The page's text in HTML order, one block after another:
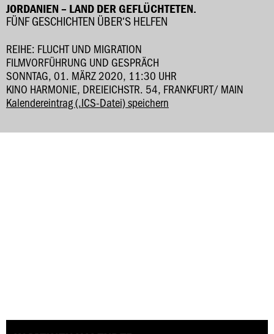
JORDANIEN – LAND DER GEFLÜCHTETEN.
FÜNF GESCHICHTEN ÜBER‘S HELFEN
REIHE: FLUCHT UND MIGRATION
FILMVORFÜHRUNG UND GESPRÄCH
SONNTAG, 01. MÄRZ 2020, 11:30 UHR
KINO HARMONIE, DREIEICHSTR. 54, FRANKFURT/ MAIN
Kalendereintrag (.ICS-Datei) speichern